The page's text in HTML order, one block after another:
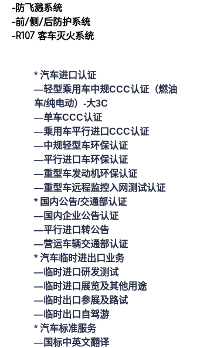
-防飞溅系统
-前/侧/后防护系统
-R107 客车灭火系统
* 汽车进口认证
—轻型乘用车中规CCC认证（燃油
车/纯电动）-大3C
—单车CCC认证
—乘用车平行进口CCC认证
—中规轻型车环保认证
—平行进口车环保认证
—重型车发动机环保认证
—重型车远程监控入网测试认证
* 国内公告/交通部认证
—国内企业公告认证
—平行进口转公告
—营运车辆交通部认证
* 汽车临时进出口业务
—临时进口研发测试
—临时进口展览及其他用途
—临时出口参展及路试
—临时出口自驾游
* 汽车标准服务
—国标中英文翻译